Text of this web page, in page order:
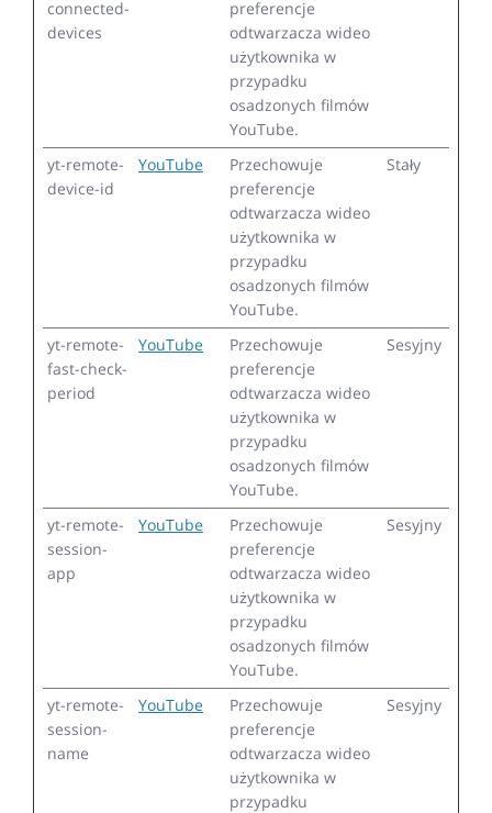
connected-
devices
preferencje
odtwarzacza wideo
użytkownika w
przypadku
osadzonych filmów
YouTube.
yt-remote-
device-id
YouTube
Przechowuje
preferencje
odtwarzacza wideo
użytkownika w
przypadku
osadzonych filmów
YouTube.
Stały
yt-remote-
fast-check-
period
YouTube
Przechowuje
preferencje
odtwarzacza wideo
użytkownika w
przypadku
osadzonych filmów
YouTube.
Sesyjny
yt-remote-
session-
app
YouTube
Przechowuje
preferencje
odtwarzacza wideo
użytkownika w
przypadku
osadzonych filmów
YouTube.
Sesyjny
yt-remote-
session-
name
YouTube
Przechowuje
preferencje
odtwarzacza wideo
użytkownika w
przypadku
Sesyjny